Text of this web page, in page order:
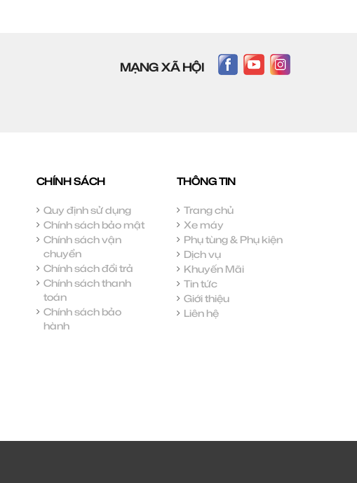
MẠNG XÃ HỘI
CHÍNH SÁCH
Quy định sử dụng
Chính sách bảo mật
Chính sách vận
chuyển
Chính sách đổi trả
Chính sách thanh
toán
Chính sách bảo
hành
THÔNG TIN
Trang chủ
Xe máy
Phụ tùng & Phụ kiện
Dịch vụ
Khuyến Mãi
Tin tức
Giới thiệu
Liên hệ